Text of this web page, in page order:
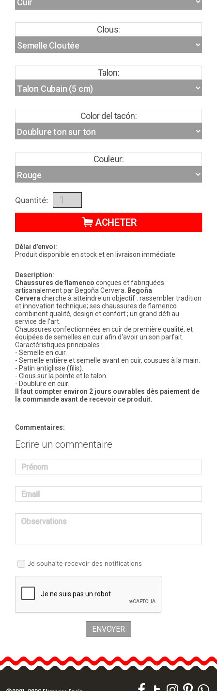
Clous:
Talon:
Color del tacón:
Couleur:
Quantité:
ACHETER
Délai d’envoi:
Produit disponible en stock et en livraison immédiate
Description:
Chaussures de flamenco conçues et fabriquées
artisanalement par Begoña Cervera. Begoña
Cervera cherche à atteindre un objectif : rassembler tradition
et innovation technique; ses chaussures de flamenco
combinent qualité, design et confort ; un grand défi au
service de l'art.
Chaussures confectionnées en cuir de première qualité, et
équipées de semelles en cuir afin d'avoir un son parfait.
Caractéristiques principales :
- Semelle en cuir.
- Semelle entière et semelle avant en cuir, cousues à la main.
- Patin antiglisse (filis).
- Clous sur la pointe et le talon.
- Doublure en cuir.
Il faut compter environ 2 jours ouvrables dès paiement de
la commande avant de recevoir ce produit.
Commentaires:
Ecrire un commentaire
Prénom
Email
Observations
Je souhaite recevoir des notifications
ENVOYER